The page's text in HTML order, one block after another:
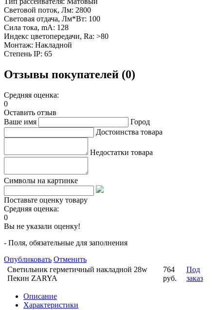
Световой поток, Лм: 2800
Световая отдача, Лм*Вт: 100
Сила тока, mA: 128
Индекс цветопередачи, Ra: >80
Монтаж: Накладной
Степень IP: 65
Отзывы покупателей (0)
Средняя оценка:
0
Оставить отзыв
Ваше имя
Город
Достоинства товара
Недостатки товара
Символы на картинке
Поставьте оценку товару
Средняя оценка:
0
Вы не указали оценку!
- Поля, обязательные для заполнения
Опубликовать Отменить
Светильник герметичный накладной 28w
Пекин ZARYA
764
руб.
Под
заказ
Описание
Характеристики